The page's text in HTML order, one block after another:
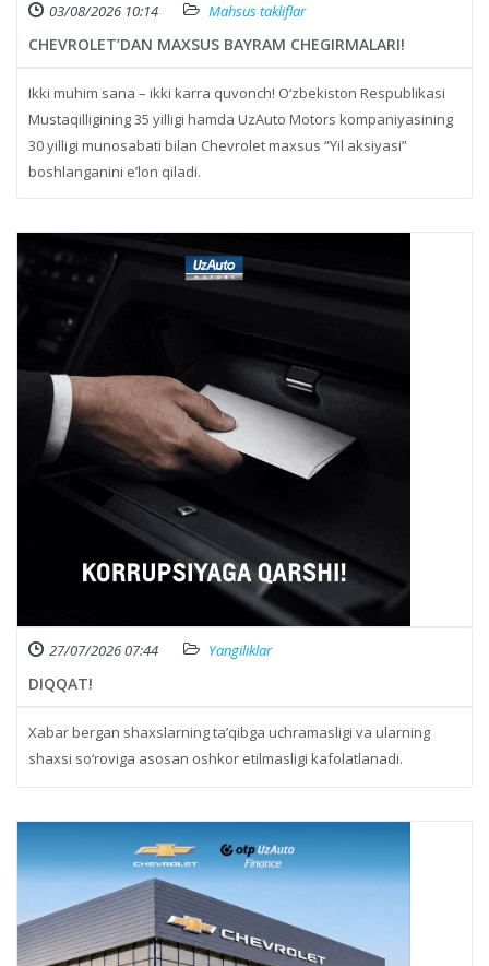
03/08/2026 10:14 Mahsus takliflar
CHEVROLET’DAN MAXSUS BAYRAM CHEGIRMALARI!
Ikki muhim sana – ikki karra quvonch! O‘zbekiston Respublikasi
Mustaqilligining 35 yilligi hamda UzAuto Motors kompaniyasining
30 yilligi munosabati bilan Chevrolet maxsus “Yil aksiyasi”
boshlanganini e’lon qiladi.
27/07/2026 07:44 Yangiliklar
DIQQAT!
Xabar bergan shaxslarning ta’qibga uchramasligi va ularning
shaxsi so‘roviga asosan oshkor etilmasligi kafolatlanadi.